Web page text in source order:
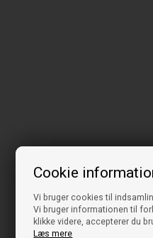
Cookie
Vi bruger cookies til
Vi bruger informationen til
klikke videre, accepterer du
Læs mere